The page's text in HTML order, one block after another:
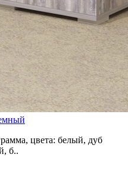
цвета: белый, дуб
б..